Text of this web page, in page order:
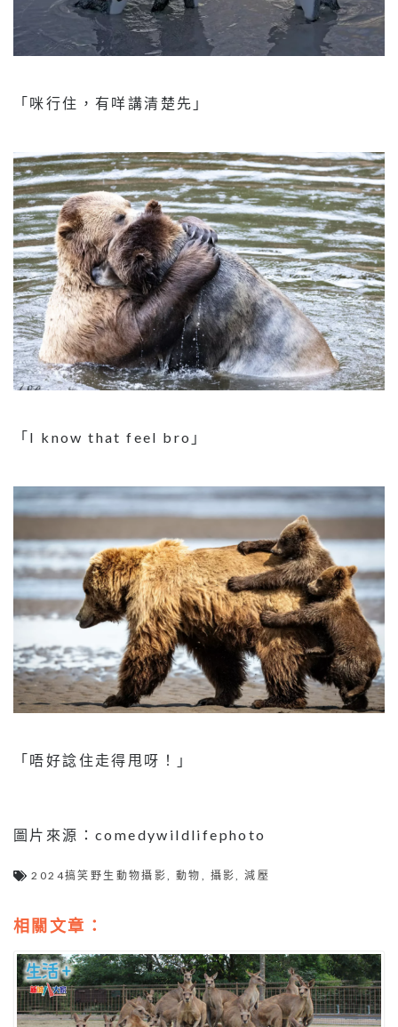
「咪行住，有咩講清楚先」
「I know that feel bro」
「唔好諗住走得甩呀！」
圖片來源：comedywildlifephoto
2024搞笑野生動物攝影 ,動物 攝影 ,減壓
相關文章：